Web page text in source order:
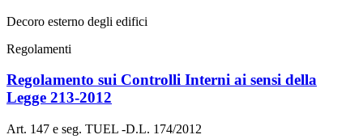
Decoro esterno degli edifici
Regolamenti
Regolamento sui Controlli Interni ai sensi della
Legge 213-2012
Art. 147 e seg. TUEL -D.L. 174/2012